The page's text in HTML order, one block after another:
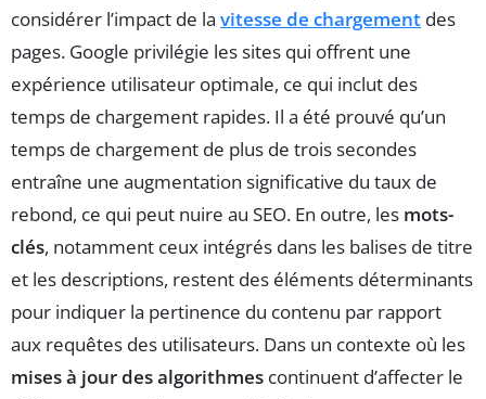
considérer l’impact de la vitesse de chargement des
pages. Google privilégie les sites qui offrent une
expérience utilisateur optimale, ce qui inclut des
temps de chargement rapides. Il a été prouvé qu’un
temps de chargement de plus de trois secondes
entraîne une augmentation significative du taux de
rebond, ce qui peut nuire au SEO. En outre, les mots-
clés, notamment ceux intégrés dans les balises de titre
et les descriptions, restent des éléments déterminants
pour indiquer la pertinence du contenu par rapport
aux requêtes des utilisateurs. Dans un contexte où les
mises à jour des algorithmes continuent d’affecter le